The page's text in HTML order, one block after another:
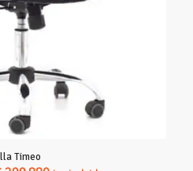
Timeo